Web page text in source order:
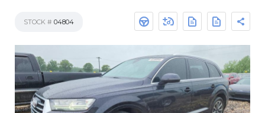
STOCK # 04804